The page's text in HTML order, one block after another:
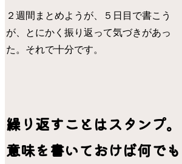
２週間まとめようが、５日目で書こう
が、とにかく振り返って気づきがあっ
た。それで十分です。
繰り返すことはスタンプ。
意味を書いておけば何でも